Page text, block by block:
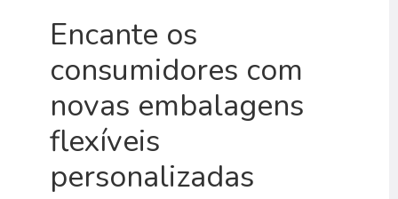
Encante os
consumidores com
novas embalagens
flexíveis
personalizadas